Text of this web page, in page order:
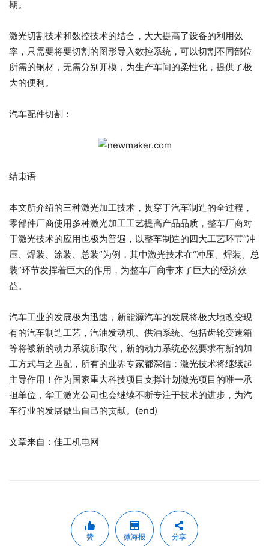
期。
激光切割技术和数控技术的结合，大大提高了设备的利用效
率，只需要将要切割的图形导入数控系统，可以切割不同部位
所需的钢材，无需分别开模，为生产车间的柔性化，提供了极
大的便利。
汽车配件切割：
结束语
本文所介绍的三种激光加工技术，贯穿于汽车制造的全过程，
零部件厂商使用多种激光加工工艺提高产品品质，整车厂商对
于激光技术的应用也极为普遍，以整车制造的四大工艺环节“冲
压、焊装、涂装、总装”为例，其中激光技术在“冲压、焊装、总
装”环节发挥着巨大的作用，为整车厂商带来了巨大的经济效
益。
汽车工业的发展极为迅速，新能源汽车的发展将极大地改变现
有的汽车制造工艺，汽油发动机、供油系统、包括齿轮变速箱
等将被新的动力系统所取代，新的动力系统必然要求有新的加
工方式与之匹配，所有的业界专家都深信：激光技术将继续起
主导作用！作为国家重大科技项目支撑计划激光项目的唯一承
担单位，华工激光公司也会继续不断专注于技术的进步，为汽
车行业的发展做出自己的贡献。(end)
文章来自：佳工机电网
赞 微海报 分享